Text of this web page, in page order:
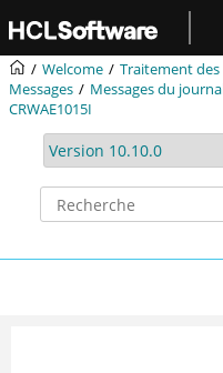
Aller au contenu principal
Welcome
Traitement
Messages
Messages du
CRWAE1015I